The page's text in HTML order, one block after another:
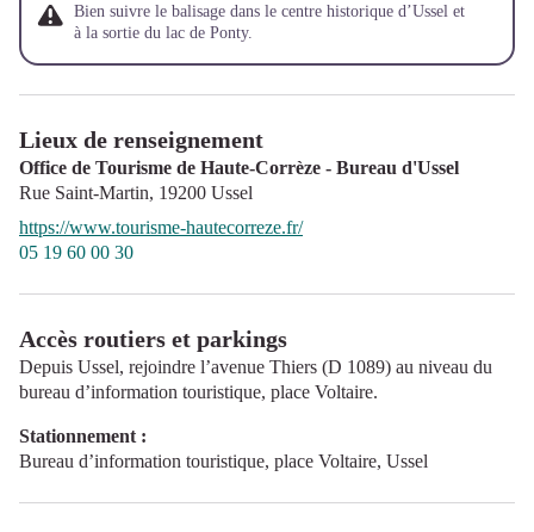
Bien suivre le balisage dans le centre historique d’Ussel et
à la sortie du lac de Ponty.
Lieux de renseignement
Office de Tourisme de Haute-Corrèze - Bureau d'Ussel
Rue Saint-Martin, 19200 Ussel
https://www.tourisme-hautecorreze.fr/
05 19 60 00 30
Accès routiers et parkings
Depuis Ussel, rejoindre l’avenue Thiers (D 1089) au niveau du
bureau d’information touristique, place Voltaire.
Stationnement :
Bureau d’information touristique, place Voltaire, Ussel